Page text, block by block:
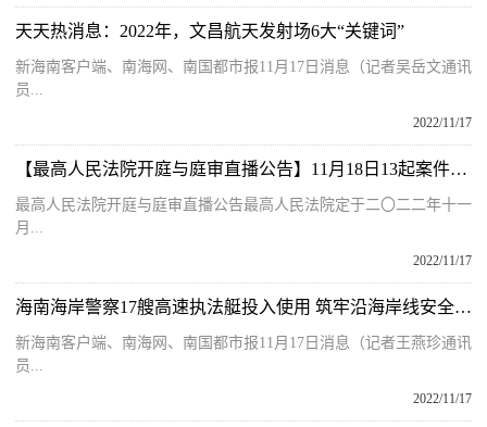
天天热消息：2022年，文昌航天发射场6大“关键词”
新海南客户端、南海网、南国都市报11月17日消息（记者吴岳文通讯
员...
2022/11/17
【最高人民法院开庭与庭审直播公告】11月18日13起案件公开开庭审理
最高人民法院开庭与庭审直播公告最高人民法院定于二〇二二年十一
月...
2022/11/17
海南海岸警察17艘高速执法艇投入使用 筑牢沿海岸线安全屏障
新海南客户端、南海网、南国都市报11月17日消息（记者王燕珍通讯
员...
2022/11/17